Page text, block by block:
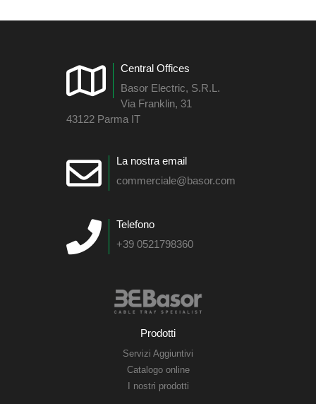
Central Offices
Basor Electric, S.R.L.
Via Franklin, 31
43122 Parma IT
La nostra email
commerciale@basor.com
Telefono
+39 0521798360
Prodotti
Servizi Aggiuntivi
Catalogo online
I nostri prodotti